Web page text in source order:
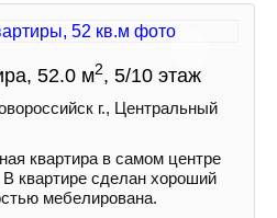
52.0 м2, 5/10 этаж
г., Центральный
квартира в самом центре
квартире сделан хороший
мебелирована.